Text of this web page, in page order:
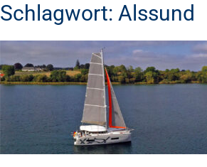
Schlagwort: Alssund